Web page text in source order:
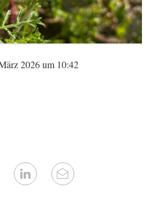
2026 um 10:42